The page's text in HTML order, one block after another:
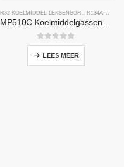
R454B KOELMIDDEL
R32 KOELMIDDEL LEKSENSOR R134A KOELMIDDEL LEKSENSOR
0Van de 5
LEES MEER